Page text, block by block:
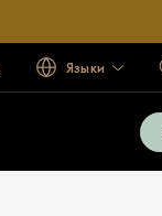
Языки